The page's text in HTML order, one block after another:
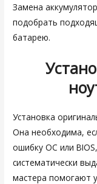
Замена
подобрать
батарею.
Установка
Она необходима,
ошибку ОС или
систематически
мастера помогают